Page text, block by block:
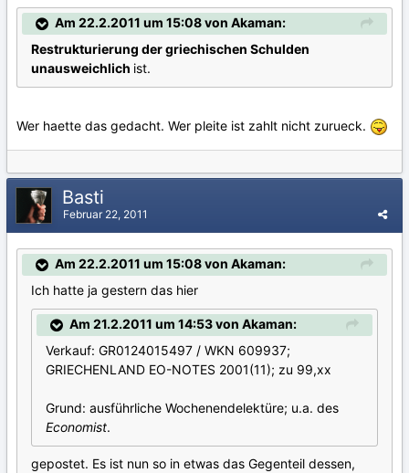
Am 22.2.2011 um 15:08 von Akaman:
Restrukturierung der griechischen Schulden
unausweichlich ist.
Wer haette das gedacht. Wer pleite ist zahlt nicht zurueck.
Basti
Februar 22, 2011
Am 22.2.2011 um 15:08 von Akaman:
Ich hatte ja gestern das hier
Am 21.2.2011 um 14:53 von Akaman:
Verkauf: GR0124015497 / WKN 609937;
GRIECHENLAND EO-NOTES 2001(11); zu 99,xx
Grund: ausführliche Wochenendelektüre; u.a. des
Economist.
gepostet. Es ist nun so in etwas das Gegenteil dessen,